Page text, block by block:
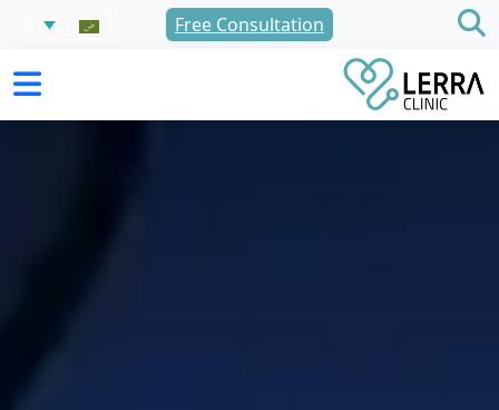
انتقل
إلى
Free Consultation